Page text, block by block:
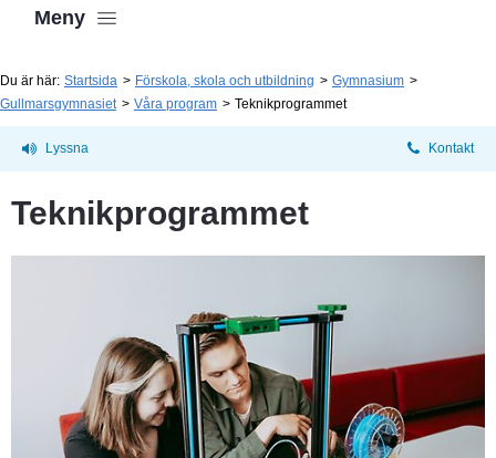
Meny
Du är här: Startsida Förskola, skola och utbildning
Gymnasium
Gullmarsgymnasiet
Våra program Teknikprogrammet
Lyssna Kontakt
Teknikprogrammet